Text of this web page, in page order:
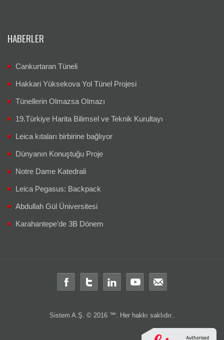
HABERLER
Cankurtaran Tüneli
Hakkari Yüksekova Yol Tünel Projesi
Tünellerin Olmazsa Olmazı
19.Türkiye Harita Bilimsel ve Teknik Kurultayı
Leica kıtaları birbirine bağlıyor
Dünyanın Konuştuğu Proje
Notre Dame Katedrali
Leica Pegasus: Backpack
Abdullah Gül Üniversitesi
Karahantepe’de 3B Dönem
Sistem A.Ş. © 2016 ™. Her hakkı saklıdır..